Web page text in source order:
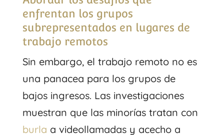
enfrentan los grupos
subrepresentados en lugares de
trabajo remotos
Sin embargo, el trabajo remoto no es
una panacea para los grupos de
bajos ingresos. Las investigaciones
muestran que las minorías tratan con
burla a videollamadas y acecho a